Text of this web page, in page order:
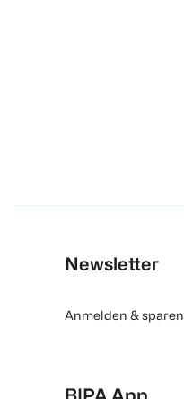
Newsletter
Anmelden & sparen